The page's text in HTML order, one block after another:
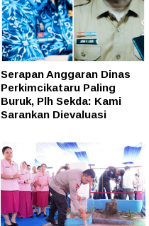
Serapan Anggaran Dinas
Perkimcikataru Paling
Buruk, Plh Sekda: Kami
Sarankan Dievaluasi